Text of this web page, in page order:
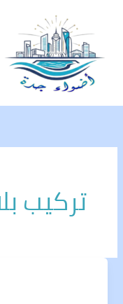
المحتوى
تركيب